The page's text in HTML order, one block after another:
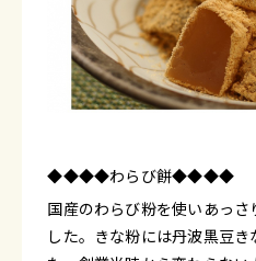
◆◆◆◆わらび餅◆◆◆◆
国産のわらび粉を使いあっ
した。きな粉には丹波黒豆